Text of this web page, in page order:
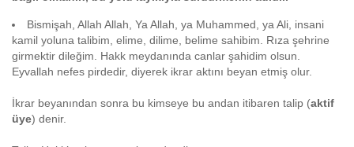
Bismişah, Allah Allah, Ya Allah, ya Muhammed, ya Ali, insani
kamil yoluna talibim, elime, dilime, belime sahibim. Rıza şehrine
girmektir dileğim. Hakk meydanında canlar şahidim olsun.
Eyvallah nefes pirdedir, diyerek ikrar aktını beyan etmiş olur.
İkrar beyanından sonra bu kimseye bu andan itibaren talip (aktif
üye) denir.